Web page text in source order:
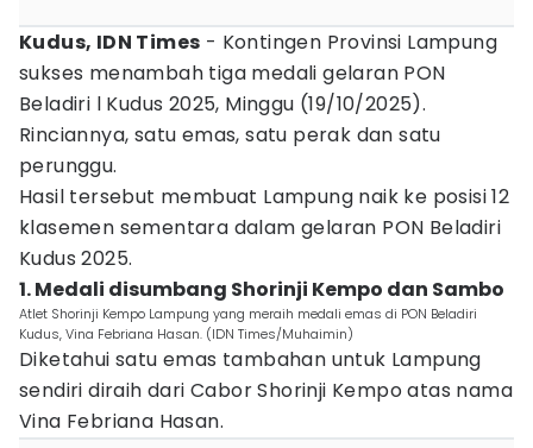
Kudus, IDN Times - Kontingen Provinsi Lampung
sukses menambah tiga medali gelaran PON
Beladiri l Kudus 2025, Minggu (19/10/2025).
Rinciannya, satu emas, satu perak dan satu
perunggu.
Hasil tersebut membuat Lampung naik ke posisi 12
klasemen sementara dalam gelaran PON Beladiri
Kudus 2025.
1. Medali disumbang Shorinji Kempo dan Sambo
Atlet Shorinji Kempo Lampung yang meraih medali emas di PON Beladiri
Kudus, Vina Febriana Hasan. (IDN Times/Muhaimin)
Diketahui satu emas tambahan untuk Lampung
sendiri diraih dari Cabor Shorinji Kempo atas nama
Vina Febriana Hasan.